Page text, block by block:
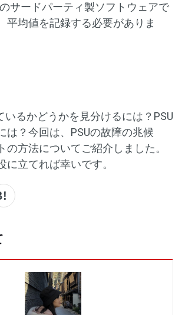
サードパーティ製ソフトウェアで
平均値を記録する必要がありま
いるかどうかを見分けるには？PSU
は？今回は、PSUの故障の兆候
の方法についてご紹介しました。
に立てれば幸いです。